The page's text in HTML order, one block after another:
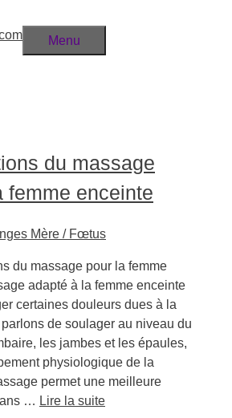
Menu
du massage
femme enceinte
du massage pour la femme
adapté à la femme enceinte
certaines douleurs dues à la
de soulager au niveau du
les jambes et les épaules,
physiologique de la
permet une meilleure
… Lire la suite